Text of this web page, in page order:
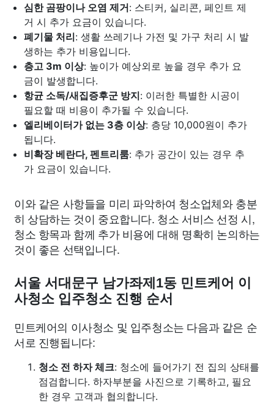
심한 곰팡이나 오염 제거: 스티커, 실리콘, 페인트 제
거 시 추가 요금이 있습니다.
폐기물 처리: 생활 쓰레기나 가전 및 가구 처리 시 발
생하는 추가 비용입니다.
층고 3m 이상: 높이가 예상외로 높을 경우 추가 요
금이 발생합니다.
항균 소독/새집증후군 방지: 이러한 특별한 시공이
필요할 때 비용이 추가될 수 있습니다.
엘리베이터가 없는 3층 이상: 층당 10,000원이 추가
됩니다.
비확장 베란다, 펜트리룸: 추가 공간이 있는 경우 추
가 요금이 있습니다.
이와 같은 사항들을 미리 파악하여 청소업체와 충분
히 상담하는 것이 중요합니다. 청소 서비스 선정 시,
청소 항목과 함께 추가 비용에 대해 명확히 논의하는
것이 좋은 선택입니다.
서울 서대문구 남가좌제1동 민트케어 이
사청소 입주청소 진행 순서
민트케어의 이사청소 및 입주청소는 다음과 같은 순
서로 진행됩니다:
청소 전 하자 체크: 청소에 들어가기 전 집의 상태를
점검합니다. 하자부분을 사진으로 기록하고, 필요
한 경우 고객과 협의합니다.